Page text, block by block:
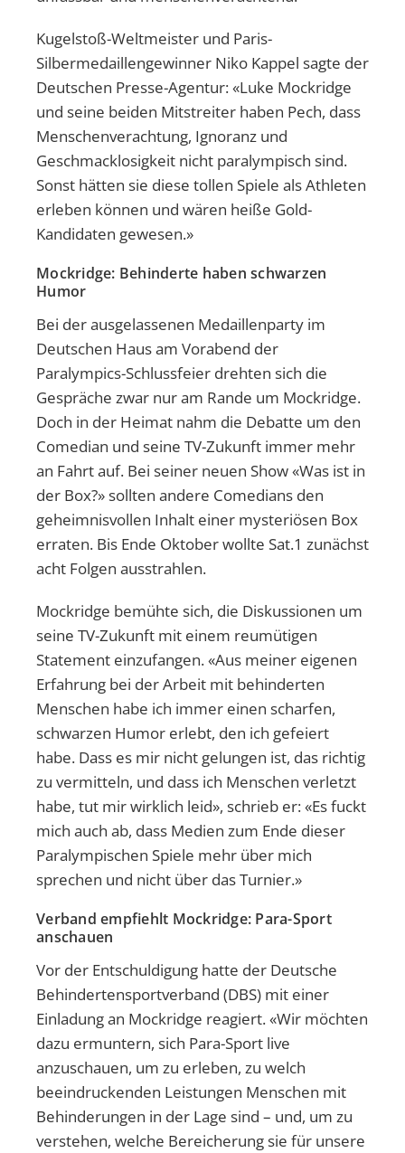
Kugelstoß-Weltmeister und Paris-
Silbermedaillengewinner Niko Kappel sagte der
Deutschen Presse-Agentur: «Luke Mockridge
und seine beiden Mitstreiter haben Pech, dass
Menschenverachtung, Ignoranz und
Geschmacklosigkeit nicht paralympisch sind.
Sonst hätten sie diese tollen Spiele als Athleten
erleben können und wären heiße Gold-
Kandidaten gewesen.»
Mockridge: Behinderte haben schwarzen
Humor
Bei der ausgelassenen Medaillenparty im
Deutschen Haus am Vorabend der
Paralympics-Schlussfeier drehten sich die
Gespräche zwar nur am Rande um Mockridge.
Doch in der Heimat nahm die Debatte um den
Comedian und seine TV-Zukunft immer mehr
an Fahrt auf. Bei seiner neuen Show «Was ist in
der Box?» sollten andere Comedians den
geheimnisvollen Inhalt einer mysteriösen Box
erraten. Bis Ende Oktober wollte Sat.1 zunächst
acht Folgen ausstrahlen.
Mockridge bemühte sich, die Diskussionen um
seine TV-Zukunft mit einem reumütigen
Statement einzufangen. «Aus meiner eigenen
Erfahrung bei der Arbeit mit behinderten
Menschen habe ich immer einen scharfen,
schwarzen Humor erlebt, den ich gefeiert
habe. Dass es mir nicht gelungen ist, das richtig
zu vermitteln, und dass ich Menschen verletzt
habe, tut mir wirklich leid», schrieb er: «Es fuckt
mich auch ab, dass Medien zum Ende dieser
Paralympischen Spiele mehr über mich
sprechen und nicht über das Turnier.»
Verband empfiehlt Mockridge: Para-Sport
anschauen
Vor der Entschuldigung hatte der Deutsche
Behindertensportverband (DBS) mit einer
Einladung an Mockridge reagiert. «Wir möchten
dazu ermuntern, sich Para-Sport live
anzuschauen, um zu erleben, zu welch
beeindruckenden Leistungen Menschen mit
Behinderungen in der Lage sind – und, um zu
verstehen, welche Bereicherung sie für unsere